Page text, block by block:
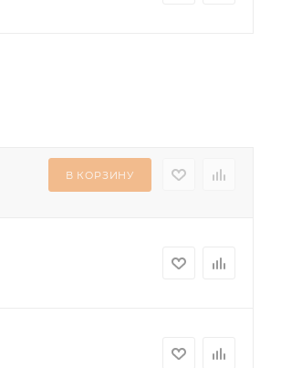
В КОРЗИНУ